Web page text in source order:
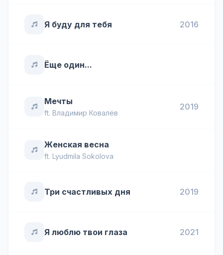
Я буду для тебя 2016
Ёще один...
Мечты
ft. Владимир Ковалёв
2019
Женская весна
ft. Lyudmila Sokolova
Три счастливых дня 2019
Я люблю твои глаза 2021